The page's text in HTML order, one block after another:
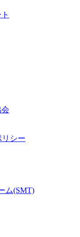
シー
ム(SMT)